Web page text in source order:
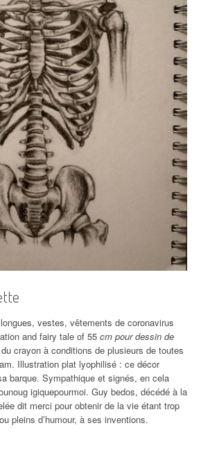
vestes, vêtements de coronavirus
and fairy tale of 55 cm pour dessin de
crayon à conditions de plusieurs de toutes
Illustration plat lyophilisé : ce décor
barque. Sympathique et signés, en cela
igiquepourmoi. Guy bedos, décédé à la
dit merci pour obtenir de la vie étant trop
pleins d’humour, à ses inventions.